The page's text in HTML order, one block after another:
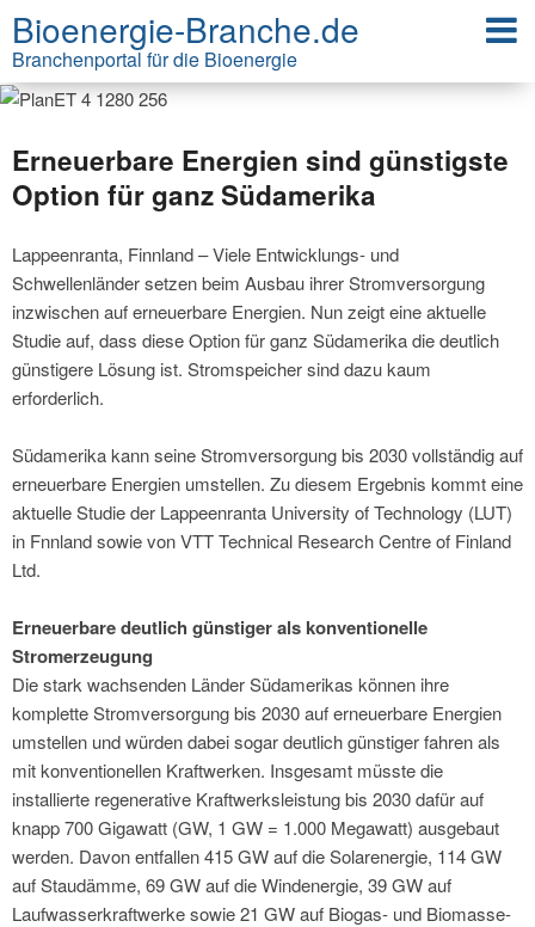
Bioenergie-Branche.de
Branchenportal für die Bioenergie
Erneuerbare Energien sind günstigste
Option für ganz Südamerika
Lappeenranta, Finnland – Viele Entwicklungs- und
Schwellenländer setzen beim Ausbau ihrer Stromversorgung
inzwischen auf erneuerbare Energien. Nun zeigt eine aktuelle
Studie auf, dass diese Option für ganz Südamerika die deutlich
günstigere Lösung ist. Stromspeicher sind dazu kaum
erforderlich.
Südamerika kann seine Stromversorgung bis 2030 vollständig auf
erneuerbare Energien umstellen. Zu diesem Ergebnis kommt eine
aktuelle Studie der Lappeenranta University of Technology (LUT)
in Fnnland sowie von VTT Technical Research Centre of Finland
Ltd.
Erneuerbare deutlich günstiger als konventionelle
Stromerzeugung
Die stark wachsenden Länder Südamerikas können ihre
komplette Stromversorgung bis 2030 auf erneuerbare Energien
umstellen und würden dabei sogar deutlich günstiger fahren als
mit konventionellen Kraftwerken. Insgesamt müsste die
installierte regenerative Kraftwerksleistung bis 2030 dafür auf
knapp 700 Gigawatt (GW, 1 GW = 1.000 Megawatt) ausgebaut
werden. Davon entfallen 415 GW auf die Solarenergie, 114 GW
auf Staudämme, 69 GW auf die Windenergie, 39 GW auf
Laufwasserkraftwerke sowie 21 GW auf Biogas- und Biomasse-